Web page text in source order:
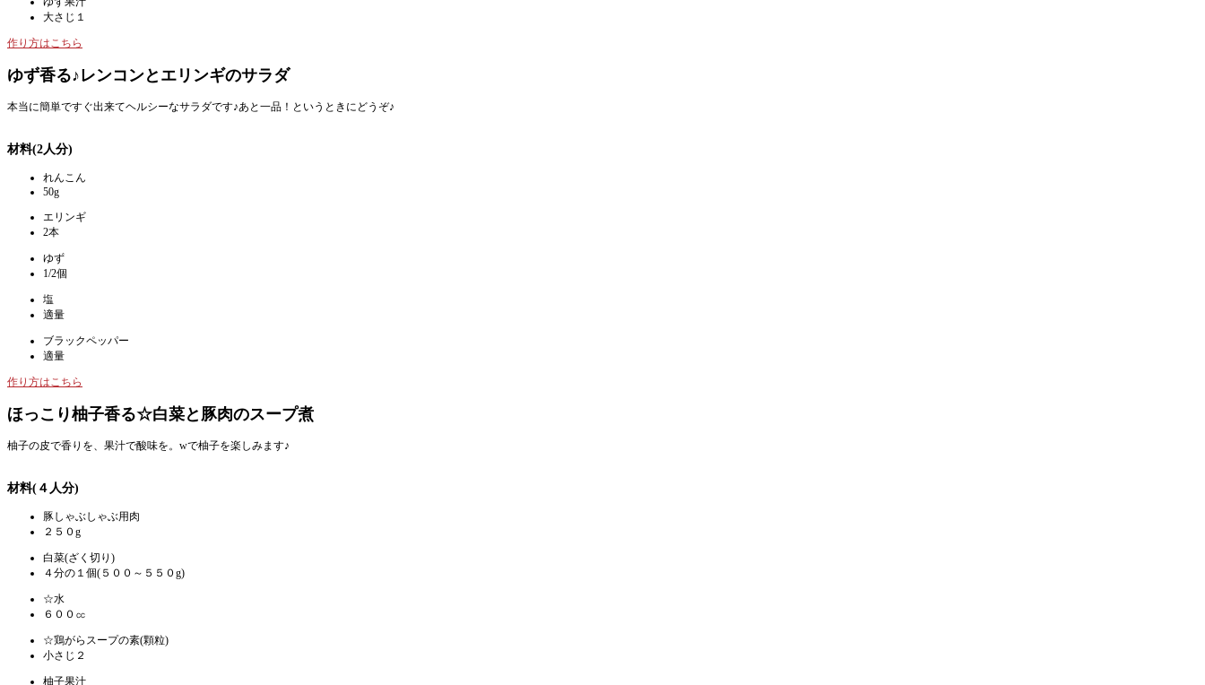
大さじ１
作り方はこちら
ゆず香る♪レンコンとエリンギのサラダ
本当に簡単ですぐ出来てヘルシーなサラダです♪あと一品！というときにどうぞ♪
材料(2人分)
れんこん
50g
エリンギ
2本
ゆず
1/2個
塩
適量
ブラックペッパー
適量
作り方はこちら
ほっこり柚子香る☆白菜と豚肉のスープ煮
柚子の皮で香りを、果汁で酸味を。wで柚子を楽しみます♪
材料(４人分)
豚しゃぶしゃぶ用肉
２５０g
白菜(ざく切り)
４分の１個(５００～５５０g)
☆水
６００㏄
☆鶏がらスープの素(顆粒)
小さじ２
柚子果汁